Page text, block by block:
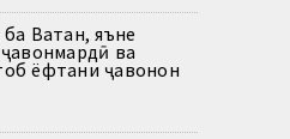
Ватан, яъне
ва
ёфтани ҷавонон